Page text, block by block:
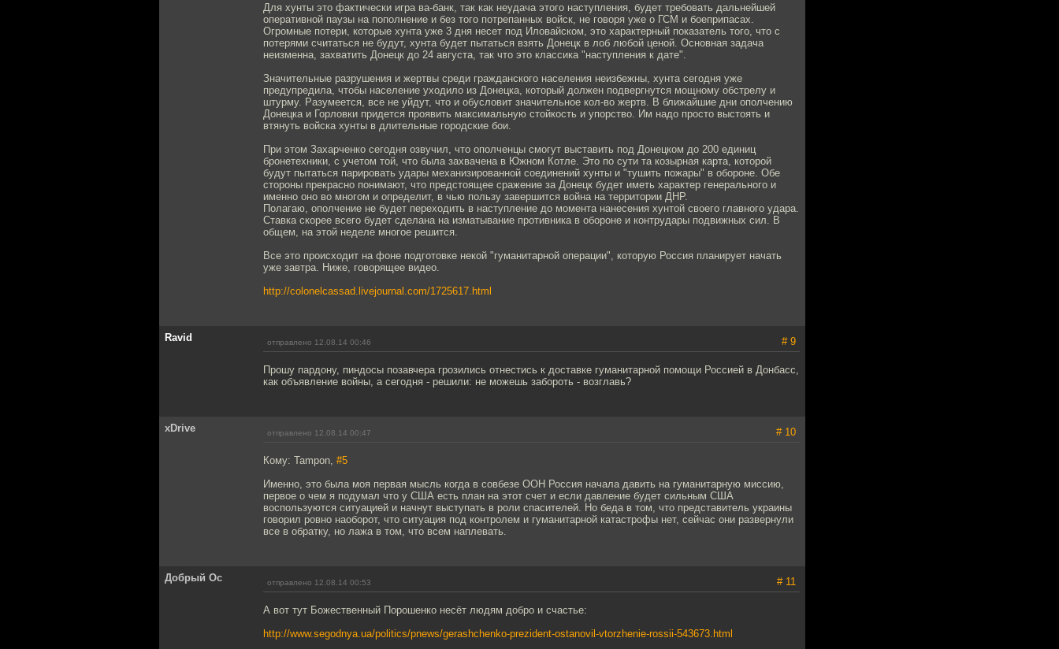
Для хунты это фактически игра ва-банк, так как неудача этого наступления, будет требовать дальнейшей
оперативной паузы на пополнение и без того потрепанных войск, не говоря уже о ГСМ и боеприпасах.
Огромные потери, которые хунта уже 3 дня несет под Иловайском, это характерный показатель того, что с
потерями считаться не будут, хунта будет пытаться взять Донецк в лоб любой ценой. Основная задача
неизменна, захватить Донецк до 24 августа, так что это классика "наступления к дате".
Значительные разрушения и жертвы среди гражданского населения неизбежны, хунта сегодня уже
предупредила, чтобы население уходило из Донецка, который должен подвергнутся мощному обстрелу и
штурму. Разумеется, все не уйдут, что и обусловит значительное кол-во жертв. В ближайшие дни ополчению
Донецка и Горловки придется проявить максимальную стойкость и упорство. Им надо просто выстоять и
втянуть войска хунты в длительные городские бои.
При этом Захарченко сегодня озвучил, что ополченцы смогут выставить под Донецком до 200 единиц
бронетехники, с учетом той, что была захвачена в Южном Котле. Это по сути та козырная карта, которой
будут пытаться парировать удары механизированной соединений хунты и "тушить пожары" в обороне. Обе
стороны прекрасно понимают, что предстоящее сражение за Донецк будет иметь характер генерального и
именно оно во многом и определит, в чью пользу завершится война на территории ДНР.
Полагаю, ополчение не будет переходить в наступление до момента нанесения хунтой своего главного удара.
Ставка скорее всего будет сделана на изматывание противника в обороне и контрудары подвижных сил. В
общем, на этой неделе многое решится.
Все это происходит на фоне подготовке некой "гуманитарной операции", которую Россия планирует начать
уже завтра. Ниже, говорящее видео.
http://colonelcassad.livejournal.com/1725617.html
Ravid отправлено 12.08.14 00:46 # 9
Прошу пардону, пиндосы позавчера грозились отнестись к доставке гуманитарной помощи Россией в Донбасс,
как объявление войны, а сегодня - решили: не можешь забороть - возглавь?
xDrive отправлено 12.08.14 00:47 # 10
Кому: Tampon, #5
Именно, это была моя первая мысль когда в совбезе ООН Россия начала давить на гуманитарную миссию,
первое о чем я подумал что у США есть план на этот счет и если давление будет сильным США
воспользуются ситуацией и начнут выступать в роли спасителей. Но беда в том, что представитель украины
говорил ровно наоборот, что ситуация под контролем и гуманитарной катастрофы нет, сейчас они развернули
все в обратку, но лажа в том, что всем наплевать.
Добрый Ос отправлено 12.08.14 00:53 # 11
А вот тут Божественный Порошенко несёт людям добро и счастье:
http://www.segodnya.ua/politics/pnews/gerashchenko-prezident-ostanovil-vtorzhenie-rossii-543673.html